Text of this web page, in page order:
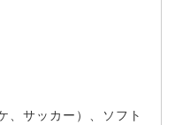
、サッカー）、ソフト